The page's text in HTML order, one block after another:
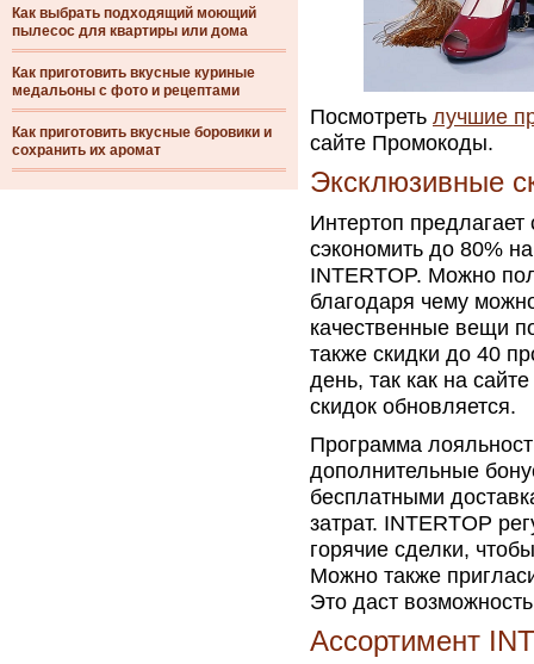
Как выбрать подходящий моющий
пылесос для квартиры или дома
Как приготовить вкусные куриные
медальоны с фото и рецептами
Как приготовить вкусные боровики и
сохранить их аромат
Посмотреть лучшие
сайте Промокоды.
Эксклюзивные
Интертоп
сэкономить до 80%
INTERTOP. Можно
благодаря чему
качественные вещи
также скидки до 40
день, так как на
скидок обновляется.
Программа
дополнительные
бесплатными
затрат. INTERTOP
горячие сделки,
Можно также
Это даст
Ассортимент